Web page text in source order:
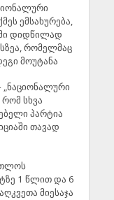
ემსახურება,
დიდწილად
რომელმაც
მოუტანა
„ნაციონალური
სხვა
პარტია
თავად
1 წლით და 6
მიესაჯა